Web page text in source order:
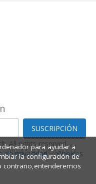
SUSCRIPCIÓN
All rights reserved.
de privacidad
Cookies
para ayudar a
la configuración de
contrario,entenderemos